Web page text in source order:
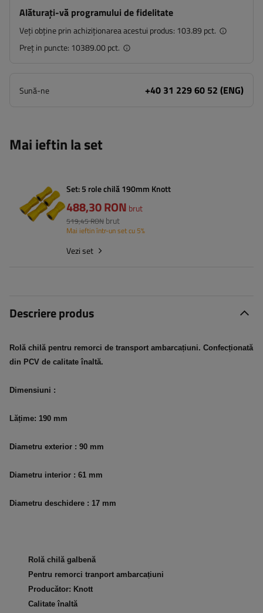
Alăturați-vă programului de fidelitate
Veți obține prin achiziționarea acestui produs: 103.89 pct.
Preț in puncte: 10389.00 pct.
Sună-ne +40 31 229 60 52 (ENG)
Mai ieftin la set
Set: 5 role chilă 190mm Knott
488,30 RON brut
519,45 RON brut
Mai ieftin într-un set cu 5%
Vezi set
Descriere produs
Rolă chilă pentru remorci de transport ambarcațiuni. Confecționată
din PCV de calitate înaltă.
Dimensiuni :
Lățime: 190 mm
Diametru exterior : 90 mm
Diametru interior : 61 mm
Diametru deschidere : 17 mm
Rolă chilă galbenă
Pentru remorci tranport ambarcațiuni
Producător: Knott
Calitate înaltă